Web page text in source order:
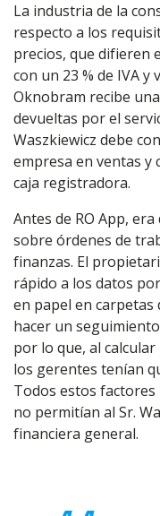
La industria de la
respecto a los
precios, que difieren
con un 23 % de IVA y
Oknobram recibe
devueltas por el
Waszkiewicz debe
empresa en ventas y
caja registradora.
Antes de RO App,
sobre órdenes de
finanzas. El
rápido a los datos
en papel en carpetas
hacer un
por lo que, al
los gerentes tenían
Todos estos
no permitían al Sr.
financiera general.